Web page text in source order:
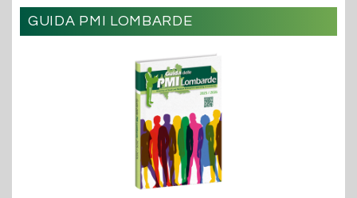
GUIDA PMI LOMBARDE